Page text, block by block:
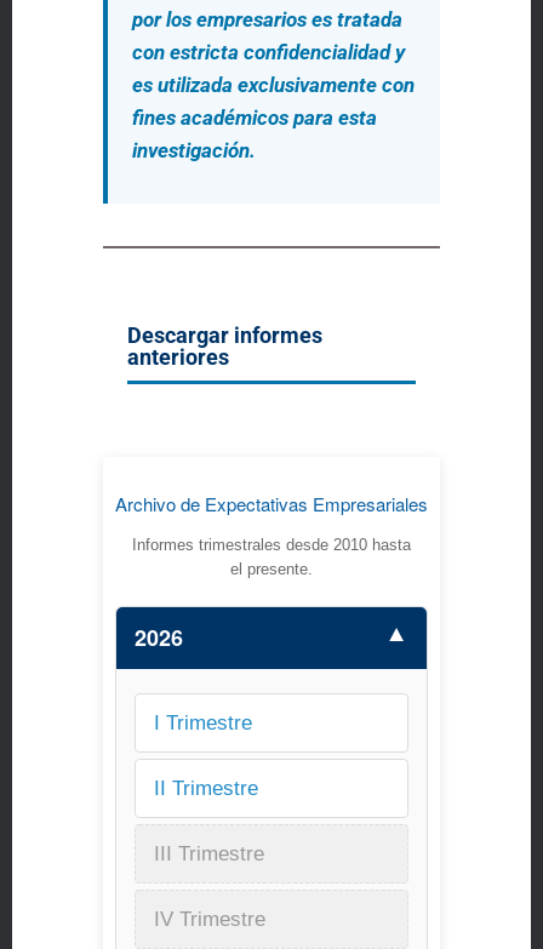
por los empresarios es tratada
con estricta confidencialidad y
es utilizada exclusivamente con
fines académicos para esta
investigación.
Descargar informes
anteriores
Archivo de Expectativas Empresariales
Informes trimestrales desde 2010 hasta
el presente.
2026 ▼
I Trimestre
II Trimestre
III Trimestre
IV Trimestre